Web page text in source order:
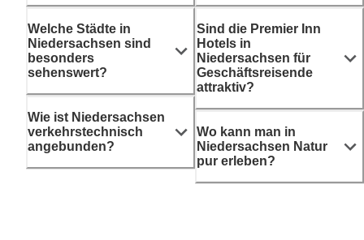
Welche Städte in
Niedersachsen sind
besonders
sehenswert?
Wie ist Niedersachsen
verkehrstechnisch
angebunden?
Sind die Premier Inn
Hotels in
Niedersachsen für
Geschäftsreisende
attraktiv?
Wo kann man in
Niedersachsen Natur
pur erleben?